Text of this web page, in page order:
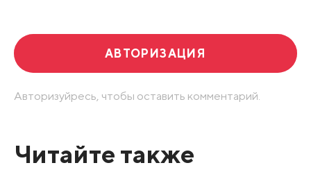
АВТОРИЗАЦИЯ
Авторизуйресь, чтобы оставить комментарий.
Читайте также